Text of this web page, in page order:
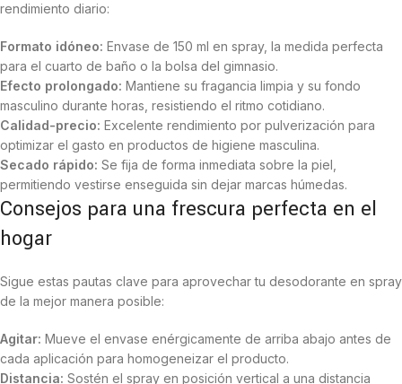
rendimiento diario:
Formato idóneo: Envase de 150 ml en spray, la medida perfecta
para el cuarto de baño o la bolsa del gimnasio.
Efecto prolongado: Mantiene su fragancia limpia y su fondo
masculino durante horas, resistiendo el ritmo cotidiano.
Calidad-precio: Excelente rendimiento por pulverización para
optimizar el gasto en productos de higiene masculina.
Secado rápido: Se fija de forma inmediata sobre la piel,
permitiendo vestirse enseguida sin dejar marcas húmedas.
Consejos para una frescura perfecta en el
hogar
Sigue estas pautas clave para aprovechar tu desodorante en spray
de la mejor manera posible:
Agitar: Mueve el envase enérgicamente de arriba abajo antes de
cada aplicación para homogeneizar el producto.
Distancia: Sostén el spray en posición vertical a una distancia